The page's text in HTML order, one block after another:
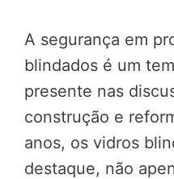
A segurança em
blindados é um
presente nas
construção e
anos, os vidros
destaque, não